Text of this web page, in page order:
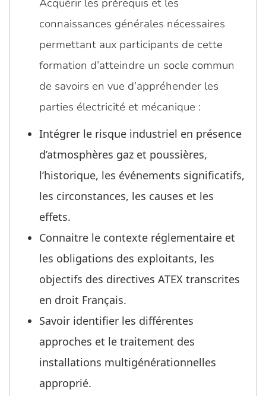
Acquérir les prérequis et les
connaissances générales nécessaires
permettant aux participants de cette
formation d’atteindre un socle commun
de savoirs en vue d’appréhender les
parties électricité et mécanique :
Intégrer le risque industriel en présence
d’atmosphères gaz et poussières,
l’historique, les événements significatifs,
les circonstances, les causes et les
effets.
Connaitre le contexte réglementaire et
les obligations des exploitants, les
objectifs des directives ATEX transcrites
en droit Français.
Savoir identifier les différentes
approches et le traitement des
installations multigénérationnelles
approprié.